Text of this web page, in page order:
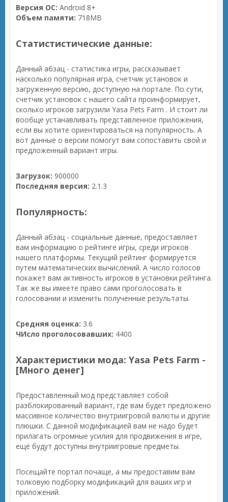
Версия ОС: Android 8+
Объем памяти: 718MB
Статистистические данные:
Данный абзац - статистика игры, рассказывает
насколько популярная игра, счетчик установок и
загруженную версию, доступную на портале. По сути,
счетчик установок с нашего сайта проинформирует,
сколько игроков загрузили Yasa Pets Farm . И стоит ли
вообще устанавливать представленное приложения,
если вы хотите ориентироваться на популярность. А
вот данные о версии помогут вам сопоставить свой и
предложенный вариант игры.
Загрузок: 900000
Последняя версия: 2.1.3
Популярность:
Данный абзац - социальные данные, предоставляет
вам информацию о рейтинге игры, среди игроков
нашего платформы. Текущий рейтинг формируется
путем математических вычислений. А число голосов
покажет вам активность игроков в установки рейтинга.
Так же вы имеете право сами проголосовать в
голосовании и изменить полученные результаты.
Средняя оценка: 3.6
ЧИсло проголосовавших: 4400
Характеристики мода: Yasa Pets Farm -
[Много денег]
Предоставленный мод представляет собой
разблокированный вариант, где вам будет предложено
массивное количество внутриигровой валюты и другие
плюшки. С данной модификацией вам не надо будет
прилагать огромные усилия для продвижения в игре,
ещё будут доступны внутриигровые предметы.
Посещайте портал почаще, а мы предоставим вам
толковую подборку модификаций для ваших игр и
приложений.